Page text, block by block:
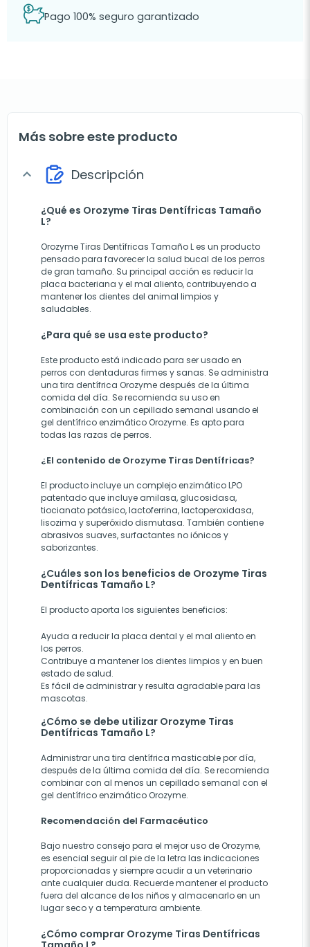
Pago 100% seguro garantizado
Más sobre este producto
expand_more Descripción
¿Qué es Orozyme Tiras Dentífricas Tamaño
L?
Orozyme Tiras Dentífricas Tamaño L es un producto
pensado para favorecer la salud bucal de los perros
de gran tamaño. Su principal acción es reducir la
placa bacteriana y el mal aliento, contribuyendo a
mantener los dientes del animal limpios y
saludables.
¿Para qué se usa este producto?
Este producto está indicado para ser usado en
perros con dentaduras firmes y sanas. Se administra
una tira dentífrica Orozyme después de la última
comida del día. Se recomienda su uso en
combinación con un cepillado semanal usando el
gel dentífrico enzimático Orozyme. Es apto para
todas las razas de perros.
¿El contenido de Orozyme Tiras Dentífricas?
El producto incluye un complejo enzimático LPO
patentado que incluye amilasa, glucosidasa,
tiocianato potásico, lactoferrina, lactoperoxidasa,
lisozima y superóxido dismutasa. También contiene
abrasivos suaves, surfactantes no iónicos y
saborizantes.
¿Cuáles son los beneficios de Orozyme Tiras
Dentífricas Tamaño L?
El producto aporta los siguientes beneficios:
Ayuda a reducir la placa dental y el mal aliento en
los perros.
Contribuye a mantener los dientes limpios y en buen
estado de salud.
Es fácil de administrar y resulta agradable para las
mascotas.
¿Cómo se debe utilizar Orozyme Tiras
Dentífricas Tamaño L?
Administrar una tira dentífrica masticable por día,
después de la última comida del día. Se recomienda
combinar con al menos un cepillado semanal con el
gel dentífrico enzimático Orozyme.
Recomendación del Farmacéutico
Bajo nuestro consejo para el mejor uso de Orozyme,
es esencial seguir al pie de la letra las indicaciones
proporcionadas y siempre acudir a un veterinario
ante cualquier duda. Recuerde mantener el producto
fuera del alcance de los niños y almacenarlo en un
lugar seco y a temperatura ambiente.
¿Cómo comprar Orozyme Tiras Dentífricas